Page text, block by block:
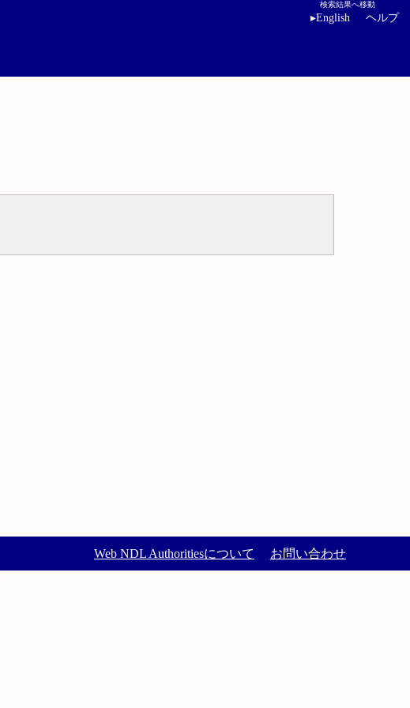
検索結果へ移動
▸English ヘルプ
Web NDL Authoritiesについて お問い合わせ